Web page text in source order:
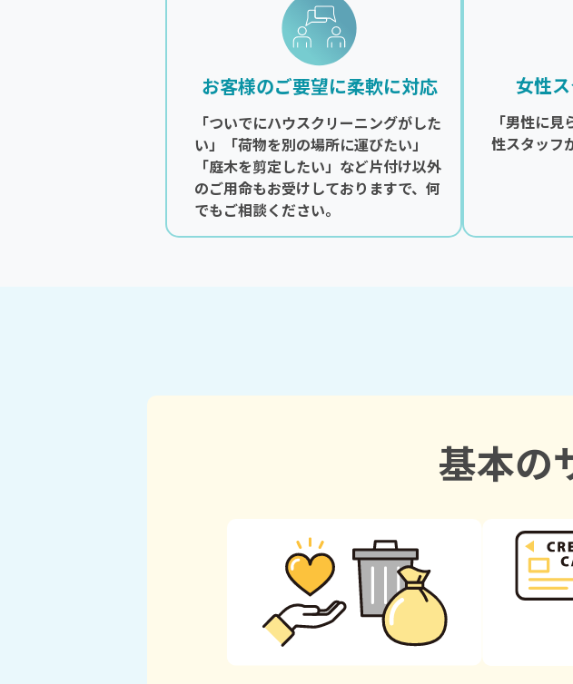
お客様のご要望に柔軟に対応
「ついでにハウスクリーニングがした
い」「荷物を別の場所に運びたい」
「庭木を剪定したい」など片付け以外
のご用命もお受けしておりますで、何
でもご相談ください。
女性
「男性に
性スタッフ
基本の